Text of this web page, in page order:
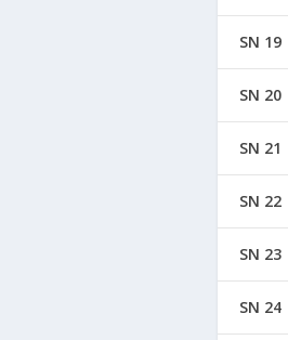
SN 19
SN 20
SN 21
SN 22
SN 23
SN 24